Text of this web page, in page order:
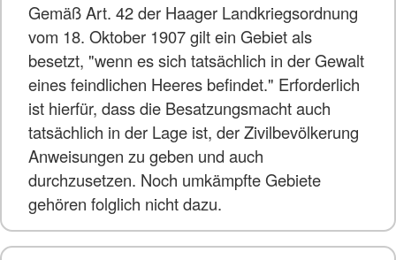
Gemäß Art. 42 der Haager Landkriegsordnung
vom 18. Oktober 1907 gilt ein Gebiet als
besetzt, "wenn es sich tatsächlich in der Gewalt
eines feindlichen Heeres befindet." Erforderlich
ist hierfür, dass die Besatzungsmacht auch
tatsächlich in der Lage ist, der Zivilbevölkerung
Anweisungen zu geben und auch
durchzusetzen. Noch umkämpfte Gebiete
gehören folglich nicht dazu.